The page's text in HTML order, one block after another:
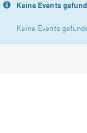
Keine Events
Keine Events